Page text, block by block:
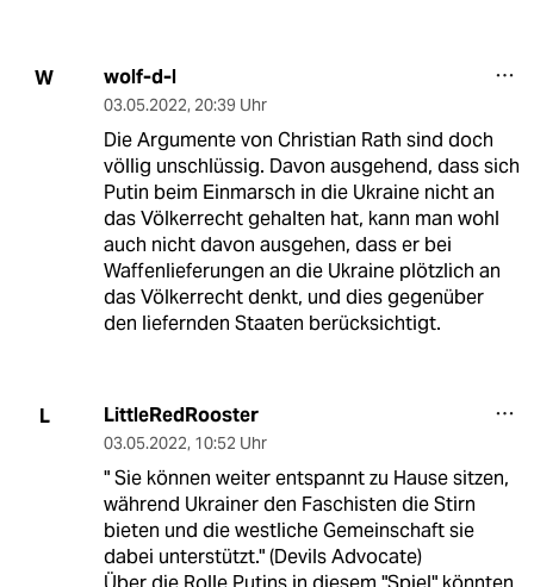
W wolf-d-l
03.05.2022, 20:39 Uhr
Die Argumente von Christian Rath sind doch
völlig unschlüssig. Davon ausgehend, dass sich
Putin beim Einmarsch in die Ukraine nicht an
das Völkerrecht gehalten hat, kann man wohl
auch nicht davon ausgehen, dass er bei
Waffenlieferungen an die Ukraine plötzlich an
das Völkerrecht denkt, und dies gegenüber
den liefernden Staaten berücksichtigt.
L LittleRedRooster
03.05.2022, 10:52 Uhr
" Sie können weiter entspannt zu Hause sitzen,
während Ukrainer den Faschisten die Stirn
bieten und die westliche Gemeinschaft sie
dabei unterstützt." (Devils Advocate)